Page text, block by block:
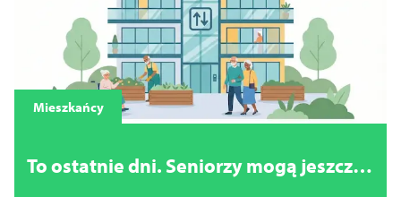
Mieszkańcy
To ostatnie dni. Seniorzy mogą jeszcze